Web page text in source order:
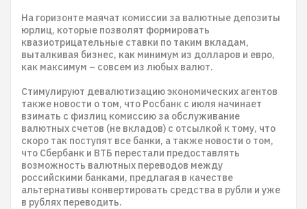
На горизонте маячат комиссии за валютные депозиты
юрлиц, которые позволят формировать
квазиотрицательные ставки по таким вкладам,
выталкивая бизнес, как минимум из долларов и евро,
как максимум – совсем из любых валют.
Стимулируют девалютизацию экономических агентов
также новости о том, что Росбанк с июля начинает
взимать с физлиц комиссию за обслуживание
валютных счетов (не вкладов) с отсылкой к тому, что
скоро так поступят все банки, а также новости о том,
что Сбербанк и ВТБ перестали предоставлять
возможность валютных переводов между
российскими банками, предлагая в качестве
альтернативы конвертировать средства в рубли и уже
в рублях переводить.